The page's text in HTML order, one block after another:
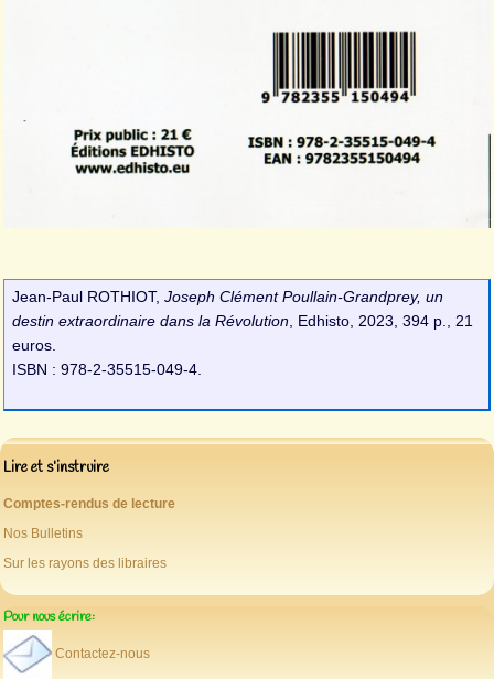
Jean-Paul ROTHIOT,Joseph Clément Poullain-Grandprey, un
destin extraordinaire dans la Révolution , Edhisto, 2023, 394 p., 21
euros.
ISBN : 978-2-35515-049-4.
Lire et s’instruire
Comptes-rendus de lecture
Nos Bulletins
Sur les rayons des libraires
Pour nous écrire:
Contactez-nous